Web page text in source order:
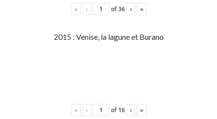
« ‹ of36 › »
2015 : Venise, la lagune et Burano
« ‹ of 16 › »